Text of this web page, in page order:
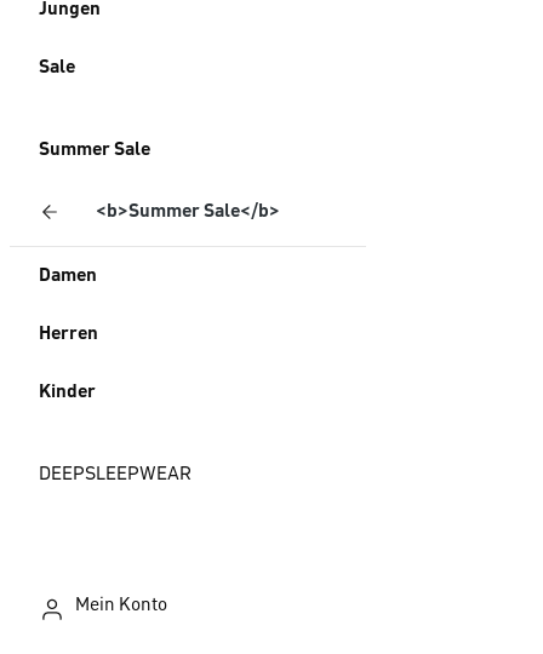
Jungen
Sale
Summer Sale
<b>Summer Sale</b>
Damen
Herren
Kinder
DEEPSLEEPWEAR
Mein Konto